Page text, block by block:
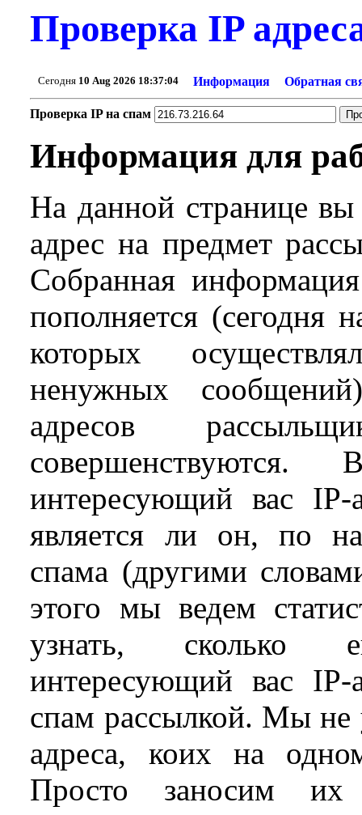
Проверка IP
Сегодня 10 Aug 2026 18:37:04 Информация Обратная
Проверка IP на спам
Информация для
На данной странице
адрес на предмет
Собранная
пополняется (сегодня
которых
ненужных
адресов
интересующий вас
является ли он, по
спама (другими
этого мы ведем
узнать, сколько
интересующий вас IP-
спам рассылкой. Мы не
адреса, коих на
Просто заносим их